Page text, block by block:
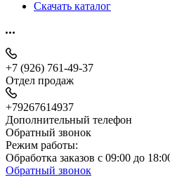
Скачать каталог
+7 (926) 761-49-37
Отдел продаж
+79267614937
Дополнительный телефон
Обратный звонок
Режим работы:
Обработка заказов с 09:00 до
Обратный звонок